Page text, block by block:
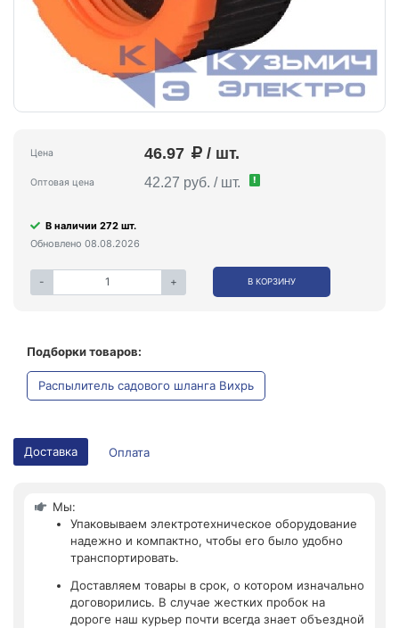
Цена 46.97 / шт.
Оптовая цена 42.27 руб. / шт. !
В наличии 272 шт.
Обновлено 08.08.2026
- + В КОРЗИНУ
Подборки товаров:
Распылитель садового шланга Вихрь
Доставка Оплата
Мы:
Упаковываем электротехническое оборудование
надежно и компактно, чтобы его было удобно
транспортировать.
Доставляем товары в срок, о котором изначально
договорились. В случае жестких пробок на
дороге наш курьер почти всегда знает объездной